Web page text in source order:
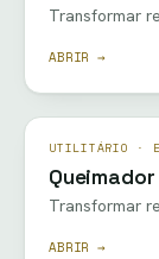
Transformar
ABRIR →
UTILITÁRIO ·
Transformar
ABRIR →